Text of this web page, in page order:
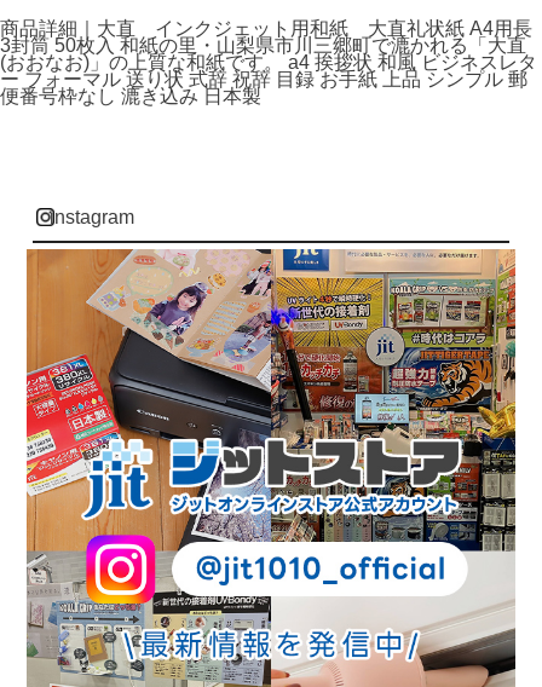
商品詳細｜大直 インクジェット用和紙 大直礼状紙 A4用長
3封筒 50枚入 和紙の里・山梨県市川三郷町で漉かれる「大直
(おおなお)」の上質な和紙です。 a4 挨拶状 和風 ビジネスレタ
ー フォーマル 送り状 式辞 祝辞 目録 お手紙 上品 シンプル 郵
便番号枠なし 漉き込み 日本製
instagram